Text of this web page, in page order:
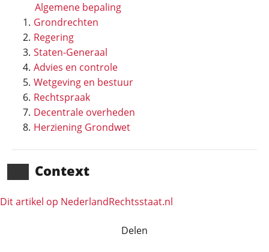
Algemene bepaling
Grondrechten
Regering
Staten-Generaal
Advies en controle
Wetgeving en bestuur
Rechtspraak
Decentrale overheden
Herziening Grondwet
Context
Dit artikel op NederlandRechts­staat.nl
Delen